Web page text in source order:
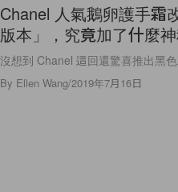
Chanel 人氣鵝卵護手霜
版本」，究竟加了什麼
沒想到 Chanel 這回還驚喜推出黑
By Ellen Wang/2019年7月16日